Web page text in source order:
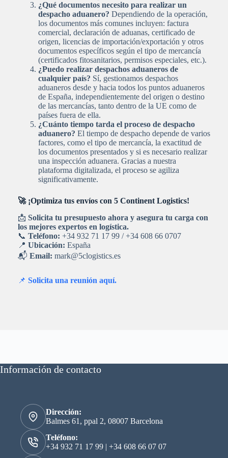
¿Qué documentos necesito para realizar un
despacho aduanero? Dependiendo de la operación,
los documentos más comunes incluyen: factura
comercial, declaración de aduanas, certificado de
origen, licencias de importación/exportación y otros
documentos específicos según el tipo de mercancía
(certificados fitosanitarios, permisos especiales, etc.).
¿Puedo realizar despachos aduaneros de
cualquier país? Sí, gestionamos despachos
aduaneros desde y hacia todos los puntos aduaneros
de España, independientemente del origen o destino
de las mercancías, tanto dentro de la UE como de
países fuera de ella.
¿Cuánto tiempo tarda el proceso de despacho
aduanero? El tiempo de despacho depende de varios
factores, como el tipo de mercancía, la exactitud de
los documentos presentados y si es necesario realizar
una inspección aduanera. Gracias a nuestra
plataforma digitalizada, el proceso se agiliza
significativamente.
🚀 ¡Optimiza tus envíos con 5 Continent Logistics!
📩 Solicita tu presupuesto ahora y asegura tu carga con
los mejores expertos en logística.
📞 Teléfono: +34 932 71 17 99 / +34 608 66 0707
📍 Ubicación: España
📬 Email: mark@5clogistics.es
📌 Solicita una reunión aquí.
Información de contacto
Dirección:
Balmes 61, ppal 2, 08007 Barcelona
Teléfono:
+34 932 71 17 99 | +34 608 66 07 07